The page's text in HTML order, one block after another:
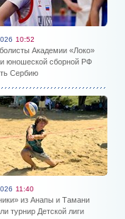
10:52
Академии «Локо»
юношеской сборной РФ
Сербию
11:40
из Анапы и Тамани
турнир Детской лиги